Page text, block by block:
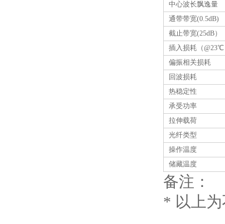
中心波长飘逸量
通带带宽(0.5dB)
截止带宽(25dB）
插入损耗（
偏振相关损耗
回波损耗
热稳定性
承受功率
拉伸载荷
光纤类型
操作温度
储藏温度
备注：
* 以上